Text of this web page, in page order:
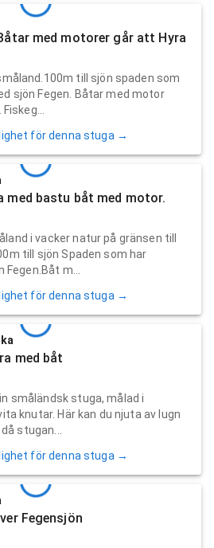
med motorer går att Hyra
till sjön spaden som
sjön Fegen. Båtar med motor
för denna stuga →
med bastu båt med motor.
i vacker natur på gränsen till
till sjön Spaden som har
m...
för denna stuga →
med båt
småländsk stuga, målad i
knutar. Här kan du njuta av lugn
stugan...
för denna stuga →
Fegensjön